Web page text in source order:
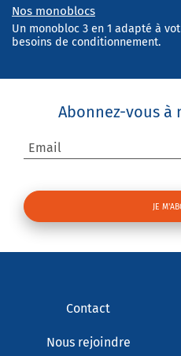
Nos monoblocs
Un monobloc 3 en 1 adapté à
besoins de conditionnement.
Abonnez-vous à
Email
Contact
Nous rejoindre